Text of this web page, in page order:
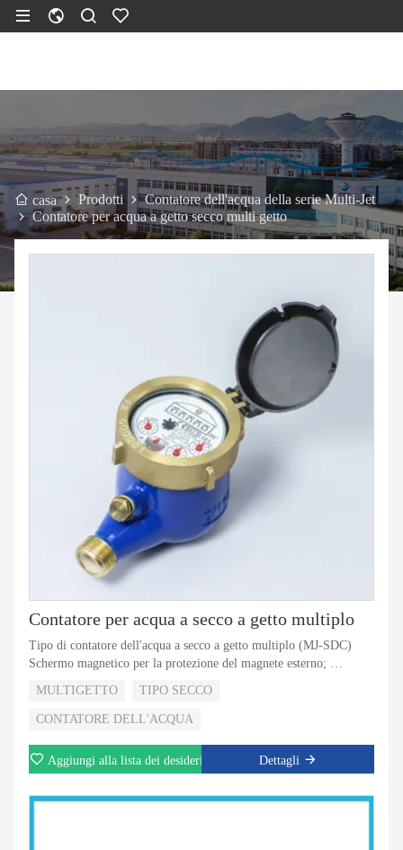
casa Prodotti
Contatore dell'acqua della serie Multi-Jet
Contatore per acqua a getto secco multi getto
Contatore per acqua a secco a getto multiplo
Tipo di contatore dell'acqua a secco a getto multiplo (MJ-SDC)
Schermo magnetico per la protezione del magnete esterno;
Trascinamento magnetico con registro di tipo super dry;
Valvola di non ritorno per la selezione;
Con visione dell'uscita di impulso per la selezione
MULTIGETTO TIPO SECCO
CONTATORE DELL'ACQUA
Aggiungi alla lista dei desideri Dettagli